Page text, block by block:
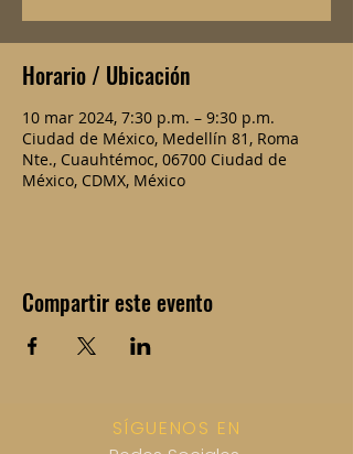
Horario / Ubicación
10 mar 2024, 7:30 p.m. – 9:30 p.m.
Ciudad de México, Medellín 81, Roma
Nte., Cuauhtémoc, 06700 Ciudad de
México, CDMX, México
Compartir este evento
SÍGUENOS EN